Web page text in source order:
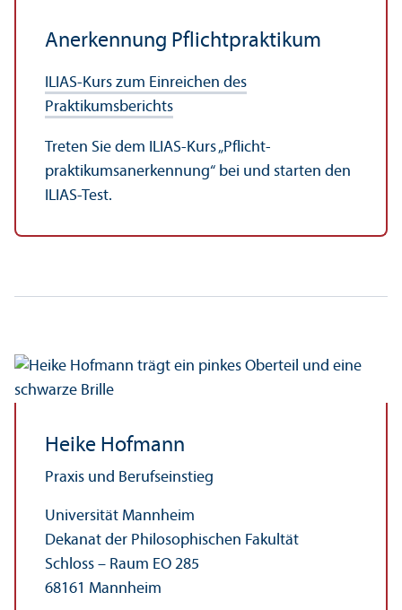
Anerkennung Pflicht­praktikum
ILIAS-Kurs zum Einreichen des
Praktikumsberichts
Treten Sie dem ILIAS-Kurs „Pflicht­
praktikumsanerkennung“ bei und starten den
ILIAS-Test.
Heike Hofmann
Praxis und Berufseinstieg
Universität Mannheim
Dekanat der Philosophischen Fakultät
Schloss – Raum EO 285
68161 Mannheim